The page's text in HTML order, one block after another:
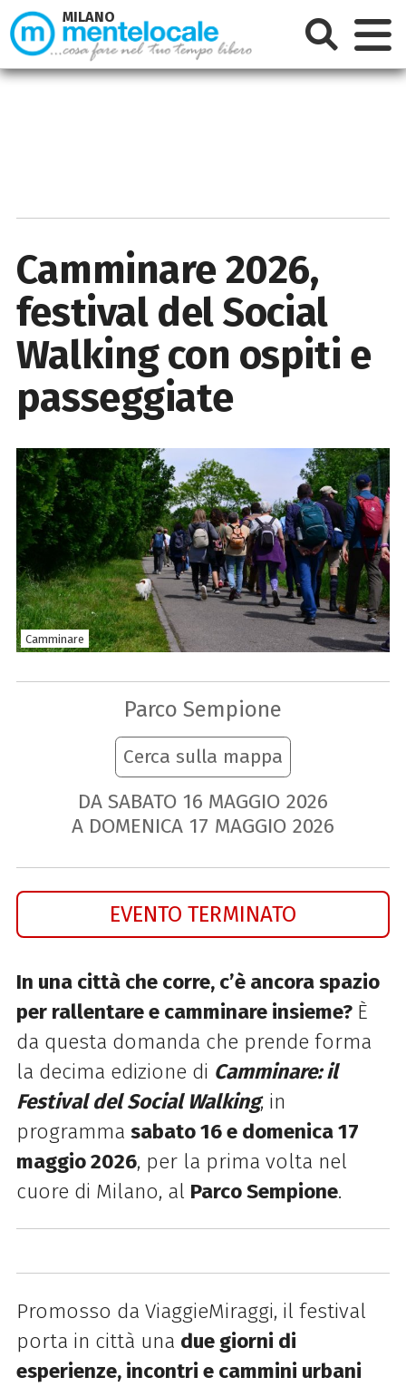
Camminare 2026,
festival del Social
Walking con ospiti e
passeggiate
Camminare
Parco Sempione
Cerca sulla mappa
DA SABATO 16 MAGGIO 2026
A DOMENICA 17 MAGGIO 2026
EVENTO TERMINATO
In una città che corre, c’è ancora spazio
per rallentare e camminare insieme? È
da questa domanda che prende forma
la decima edizione di Camminare: il
Festival del Social Walking, in
programma sabato 16 e domenica 17
maggio 2026, per la prima volta nel
cuore di Milano, al Parco Sempione.
Promosso da ViaggieMiraggi, il festival
porta in città una due giorni di
esperienze, incontri e cammini urbani
MILANO